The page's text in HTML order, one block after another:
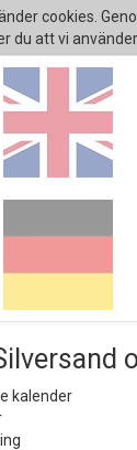
cookies.
du att vi
kalender